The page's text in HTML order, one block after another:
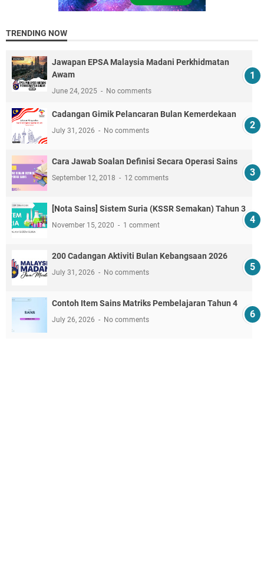
TRENDING NOW
Jawapan EPSA Malaysia Madani Perkhidmatan
Awam
June 24, 2025 No comments
Cadangan Gimik Pelancaran Bulan Kemerdekaan
July 31, 2026 No comments
Cara Jawab Soalan Definisi Secara Operasi Sains
September 12, 2018 12 comments
[Nota Sains] Sistem Suria (KSSR Semakan) Tahun 3
November 15, 2020 1 comment
200 Cadangan Aktiviti Bulan Kebangsaan 2026
July 31, 2026 No comments
Contoh Item Sains Matriks Pembelajaran Tahun 4
July 26, 2026 No comments